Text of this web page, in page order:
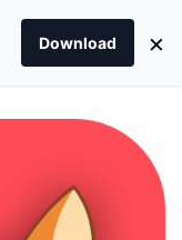
Download ×